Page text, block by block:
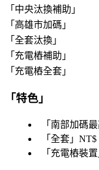
「 中央汰換補助 」
「 高雄市加碼 」
「 全套汰換 」
「 充電樁補助 」
「 充電樁全套 」
「特色 」
「 南部加碼
「 全套 」NT$
「 充電樁裝置